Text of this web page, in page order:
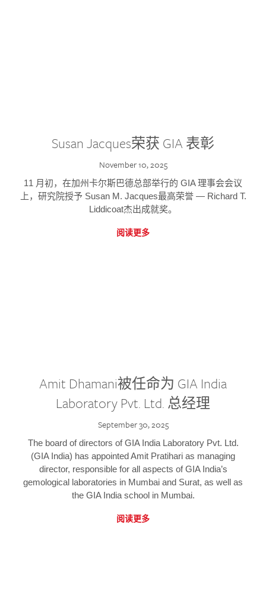
Susan Jacques荣获 GIA 表彰
November 10, 2025
11 月初，在加州卡尔斯巴德总部举行的 GIA 理事会会议
上，研究院授予 Susan M. Jacques最高荣誉 — Richard T.
Liddicoat杰出成就奖。
阅读更多
Amit Dhamani被任命为 GIA India
Laboratory Pvt. Ltd. 总经理
September 30, 2025
The board of directors of GIA India Laboratory Pvt. Ltd.
(GIA India) has appointed Amit Pratihari as managing
director, responsible for all aspects of GIA India’s
gemological laboratories in Mumbai and Surat, as well as
the GIA India school in Mumbai.
阅读更多